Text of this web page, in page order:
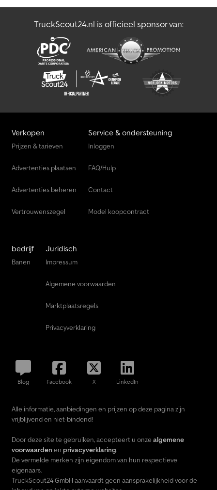
TruckScout24.nl is officieel sponsor van:
Verkopen
Prijzen & tarieven
Advertenties plaatsen
Advertenties beheren
Vertrouwenszegel
Service & ondersteuning
Inloggen
FAQ/Hulp
Contact
Model koopcontract
bedrijf
Banen
Juridisch
Impressum
Algemene voorwaarden
Marktplaatsregels
Privacyverklaring
Blog Facebook X LinkedIn
Alle informatie, aanbiedingen en prijzen op deze pagina zijn
vrijblijvend en niet-bindend!
Door deze site te gebruiken, accepteert u onze algemene
voorwaarden en privacyverklaring.
De vermelde merken zijn eigendom van hun respectieve
eigenaars.
TruckScout24 GmbH aanvaardt geen aansprakelijkheid voor de